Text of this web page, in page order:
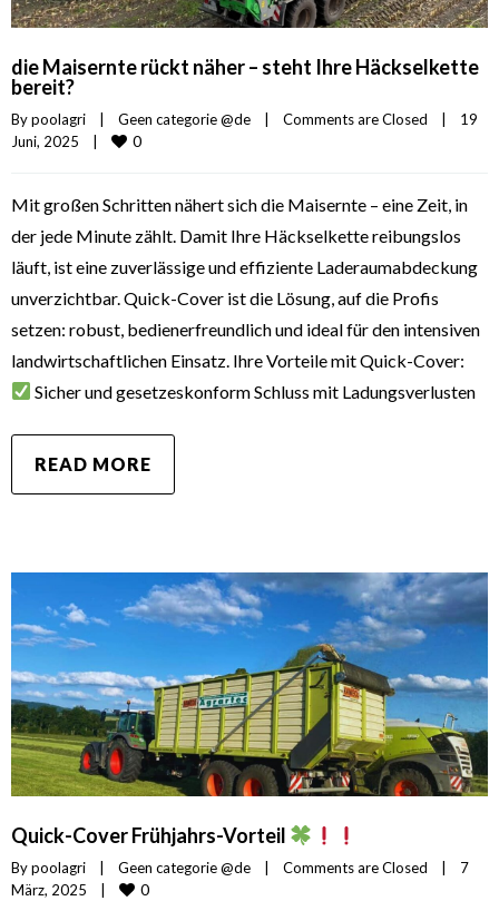
die Maisernte rückt näher – steht Ihre Häckselkette
bereit?
By poolagri | Geen categorie @de | Comments are Closed |
19
Juni, 2025 | 0
Mit großen Schritten nähert sich die Maisernte – eine Zeit, in
der jede Minute zählt. Damit Ihre Häckselkette reibungslos
läuft, ist eine zuverlässige und effiziente Laderaumabdeckung
unverzichtbar. Quick-Cover ist die Lösung, auf die Profis
setzen: robust, bedienerfreundlich und ideal für den intensiven
landwirtschaftlichen Einsatz. Ihre Vorteile mit Quick-Cover:
Sicher und gesetzeskonform Schluss mit Ladungsverlusten
READ MORE
Quick-Cover Frühjahrs-Vorteil
By poolagri Geen categorie @de Comments are Closed
7
März, 2025
0